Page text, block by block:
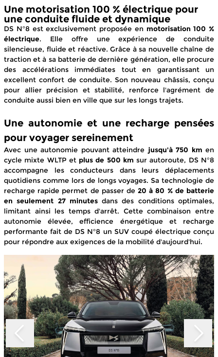
Une motorisation 100 % électrique pour
une conduite fluide et dynamique
DS N°8 est exclusivement proposée en motorisation 100 %
électrique. Elle offre une expérience de conduite
silencieuse, fluide et réactive. Grâce à sa nouvelle chaîne de
traction et à sa batterie de dernière génération, elle procure
des accélérations immédiates tout en garantissant un
excellent confort de conduite. Son nouveau châssis, conçu
pour allier précision et stabilité, renforce l'agrément de
conduite aussi bien en ville que sur les longs trajets.
Une autonomie et une recharge pensées
pour voyager sereinement
Avec une autonomie pouvant atteindre jusqu'à 750 km en
cycle mixte WLTP et plus de 500 km sur autoroute, DS N°8
accompagne les conducteurs dans leurs déplacements
quotidiens comme lors de longs voyages. Sa technologie de
recharge rapide permet de passer de20 à 80 % de batterie
en seulement 27 minutesdans des conditions optimales,
limitant ainsi les temps d'arrêt. Cette combinaison entre
autonomie élevée, efficience énergétique et recharge
performante fait de DS N°8 un SUV coupé électrique conçu
pour répondre aux exigences de la mobilité d'aujourd'hui.